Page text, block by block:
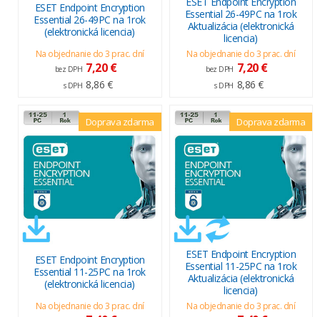
ESET Endpoint Encryption
Essential 26-49PC na 1rok
(elektronická licencia)
Na objednanie do 3 prac. dní
bez DPH 7,20 €
s DPH 8,86 €
Essential 26-49PC na 1rok
Aktualizácia (elektronická
licencia)
Na objednanie do 3 prac. dní
bez DPH 7,20 €
s DPH 8,86 €
Doprava zdarma
ESET Endpoint Encryption
Essential 11-25PC na 1rok
(elektronická licencia)
Na objednanie do 3 prac. dní
Doprava zdarma
ESET Endpoint Encryption
Essential 11-25PC na 1rok
Aktualizácia (elektronická
licencia)
Na objednanie do 3 prac. dní